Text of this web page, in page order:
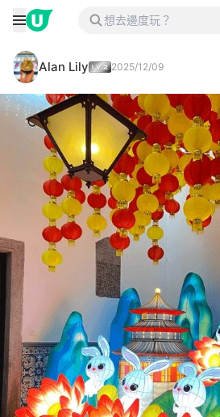
Alan Lily 2025/12/09